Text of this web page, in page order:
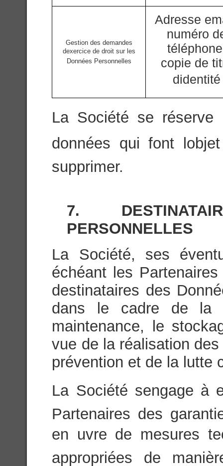
Gestion des demandes
dexercice de droit sur les
Données Personnelles
Adresse
numéro
copie de
didentité
La Société se réserve
données qui font
supprimer.
7.
PERSONNELLES
La Société, ses
échéant les
destinataires des
dans le cadre de la
maintenance, le
vue de la réalisation
prévention et de la lutte
La Société sengage
Partenaires des
en uvre de mesures
appropriées de